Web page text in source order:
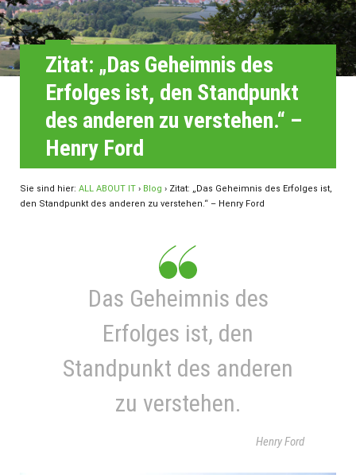
Zitat: „Das Geheimnis des
Erfolges ist, den Standpunkt
des anderen zu verstehen.“ –
Henry Ford
Sie sind hier: ALL ABOUT IT › Blog › Zitat: „Das Geheimnis des Erfolges ist,
den Standpunkt des anderen zu verstehen.“ – Henry Ford
Das Geheimnis des
Erfolges ist, den
Standpunkt des anderen
zu verstehen.
Henry Ford